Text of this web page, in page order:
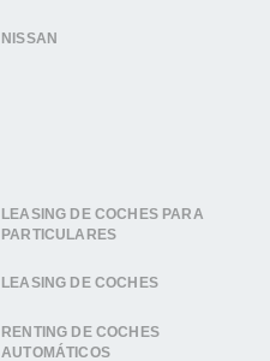
NISSAN
LEASING DE COCHES PARA
PARTICULARES
LEASING DE COCHES
RENTING DE COCHES
AUTOMÁTICOS